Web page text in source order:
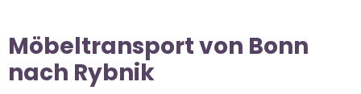
Möbeltransport von Bonn
nach Rybnik